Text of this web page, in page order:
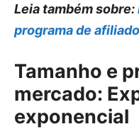
Leia também sobre:
programa de
Tamanho e
mercado:
exponencial